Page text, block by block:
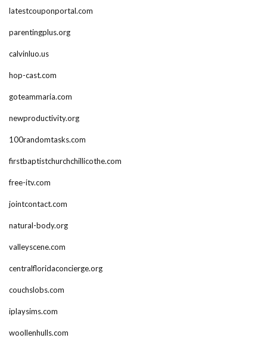
latestcouponportal.com
parentingplus.org
calvinluo.us
hop-cast.com
goteammaria.com
newproductivity.org
100randomtasks.com
firstbaptistchurchchillicothe.com
free-itv.com
jointcontact.com
natural-body.org
valleyscene.com
centralfloridaconcierge.org
couchslobs.com
iplaysims.com
woollenhulls.com